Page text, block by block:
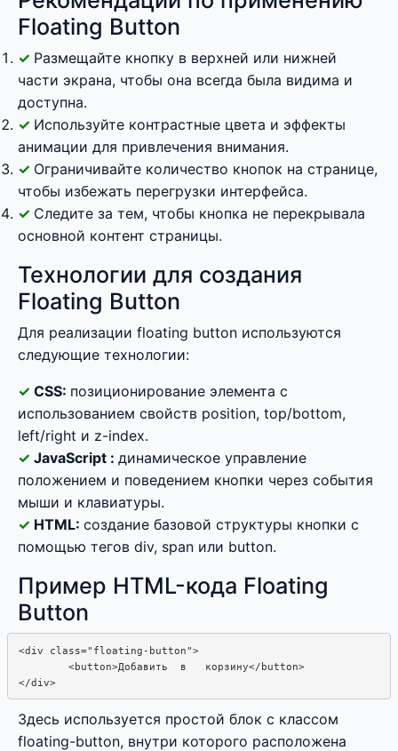
Floating Button
Размещайте кнопку в верхней или нижней
части экрана, чтобы она всегда была видима и
доступна.
Используйте контрастные цвета и эффекты
анимации для привлечения внимания.
Ограничивайте количество кнопок на странице,
чтобы избежать перегрузки интерфейса.
Следите за тем, чтобы кнопка не перекрывала
основной контент страницы.
Технологии для создания
Floating Button
Для реализации floating button используются
следующие технологии:
CSS: позиционирование элемента с
использованием свойств position, top/bottom,
left/right и z-index.
JavaScript : динамическое управление
положением и поведением кнопки через события
мыши и клавиатуры.
HTML: создание базовой структуры кнопки с
помощью тегов div, span или button.
Пример HTML-кода Floating
Button
<div class="floating-button">
        <button>Добавить  в   корзину</button>
Здесь используется простой блок с классом
floating-button, внутри которого расположена